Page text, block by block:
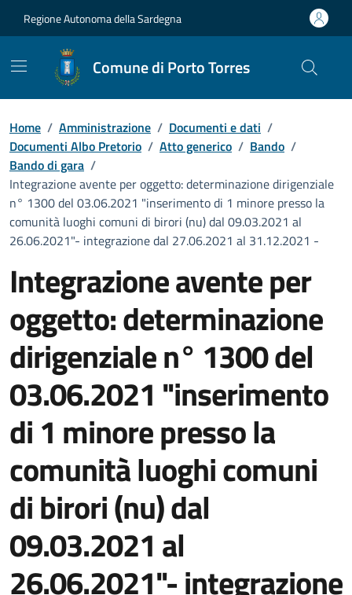
Regione Autonoma della Sardegna
Comune di Porto Torres
Home / Amministrazione / Documenti e dati /
Documenti Albo Pretorio / Atto generico / Bando /
Bando di gara /
Integrazione avente per oggetto: determinazione dirigenziale
n° 1300 del 03.06.2021 "inserimento di 1 minore presso la
comunità luoghi comuni di birori (nu) dal 09.03.2021 al
26.06.2021"- integrazione dal 27.06.2021 al 31.12.2021 -
Integrazione avente per
oggetto: determinazione
dirigenziale n° 1300 del
03.06.2021 "inserimento
di 1 minore presso la
comunità luoghi comuni
di birori (nu) dal
09.03.2021 al
26.06.2021"- integrazione